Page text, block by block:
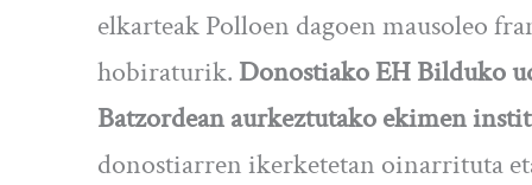
elkarteak Polloen dagoen mausoleo
hobiraturik. Donostiako EH Bilduko
Batzordean aurkeztutako ekimen
donostiarren ikerketetan oinarrituta